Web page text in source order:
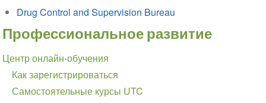
Drug Control and Supervision Bureau
Профессиональное развитие
Section
navigation
Центр онлайн-обучения
Как зарегистрироваться
Самостоятельные курсы UTC